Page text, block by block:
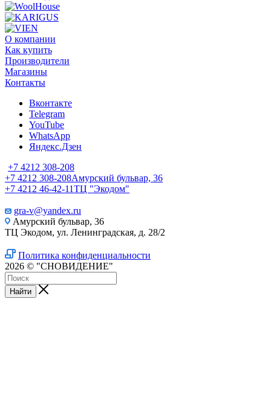
О компании
Как купить
Производители
Магазины
Контакты
Вконтакте
Telegram
YouTube
WhatsApp
Яндекс.Дзен
+7 4212 308-208
+7 4212 308-208Амурский бульвар, 36
+7 4212 46-42-11ТЦ "Экодом"
gra-v@yandex.ru
Амурский бульвар, 36
ТЦ Экодом, ул. Ленинградская, д. 28/2
Политика конфиденциальности
2026 © "СНОВИДЕНИЕ"
Найти